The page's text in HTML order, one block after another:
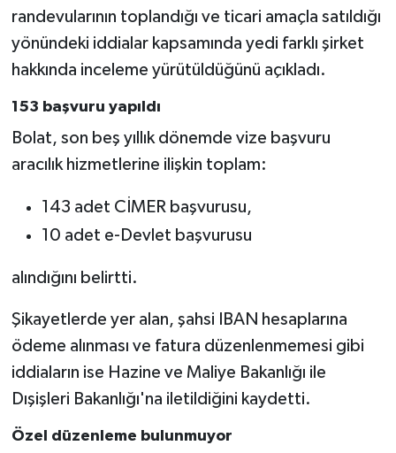
randevularının toplandığı ve ticari amaçla satıldığı
yönündeki iddialar kapsamında yedi farklı şirket
hakkında inceleme yürütüldüğünü açıkladı.
153 başvuru yapıldı
Bolat, son beş yıllık dönemde vize başvuru
aracılık hizmetlerine ilişkin toplam:
143 adet CİMER başvurusu,
10 adet e-Devlet başvurusu
alındığını belirtti.
Şikayetlerde yer alan, şahsi IBAN hesaplarına
ödeme alınması ve fatura düzenlenmemesi gibi
iddiaların ise Hazine ve Maliye Bakanlığı ile
Dışişleri Bakanlığı'na iletildiğini kaydetti.
Özel düzenleme bulunmuyor